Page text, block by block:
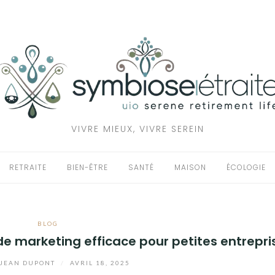
VIVRE MIEUX, VIVRE SEREIN
RETRAITE BIEN-ÊTRE SANTÉ MAISON ÉCOLOGIE
BLOG
marketing efficace pour petites
JEAN DUPONT AVRIL 18, 2025